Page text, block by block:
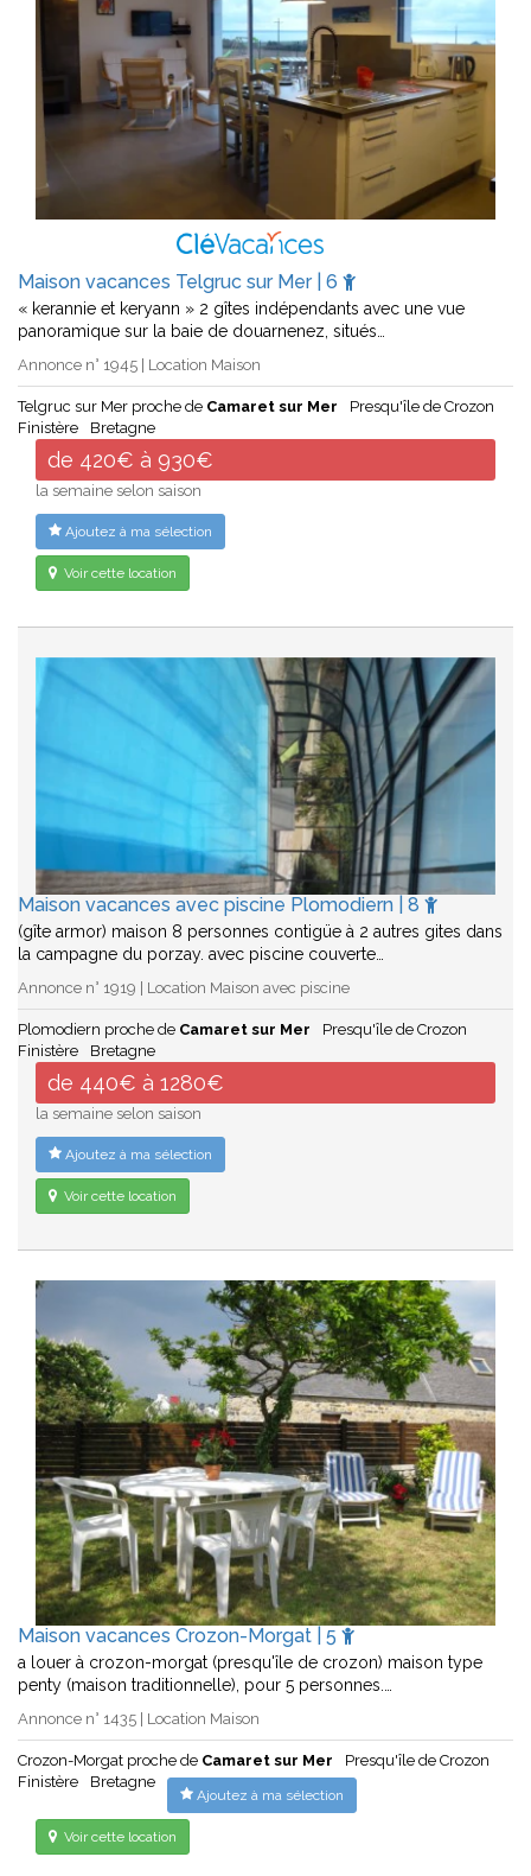
Maison vacances Telgruc sur Mer | 6
« kerannie et keryann » 2 gîtes indépendants avec une vue
panoramique sur la baie de douarnenez, situés…
Annonce n° 1945 | Location Maison
Telgruc sur Mer proche de Camaret sur Mer
Presqu'île de Crozon
Finistère
Bretagne
de 420€ à 930€
la semaine selon saison
Ajoutez à ma sélection
Voir cette location
Maison vacances avec piscine Plomodiern | 8
(gîte armor) maison 8 personnes contigüe à 2 autres gites dans
la campagne du porzay. avec piscine couverte…
Annonce n° 1919 | Location Maison avec piscine
Plomodiern proche de Camaret sur Mer
Presqu'île de Crozon
Finistère
Bretagne
de 440€ à 1280€
la semaine selon saison
Ajoutez à ma sélection
Voir cette location
Maison vacances Crozon-Morgat | 5
a louer à crozon-morgat (presqu'île de crozon) maison type
penty (maison traditionnelle), pour 5 personnes.…
Annonce n° 1435 | Location Maison
Crozon-Morgat proche de Camaret sur Mer
Presqu'île de Crozon
Finistère
Bretagne
Ajoutez à ma sélection
Voir cette location